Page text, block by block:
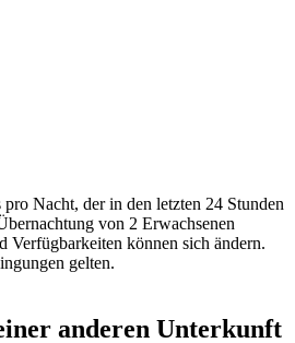
Nacht, der in den letzten 24 Stunden
von 2 Erwachsenen
Verfügbarkeiten können sich ändern.
gelten.
anderen Unterkunft